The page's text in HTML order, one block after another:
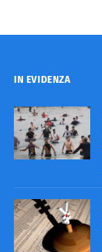
IN EVIDENZA